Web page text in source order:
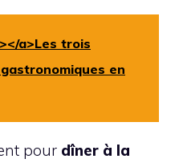
a>Les trois
en
pour dîner à la